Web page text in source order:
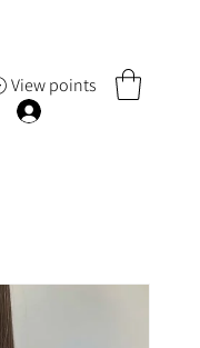
View points